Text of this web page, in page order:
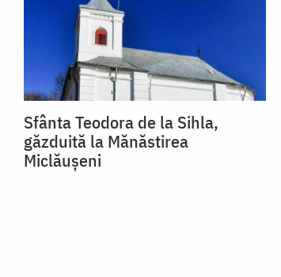
Sfânta Teodora de la Sihla,
găzduită la Mănăstirea
Miclăușeni